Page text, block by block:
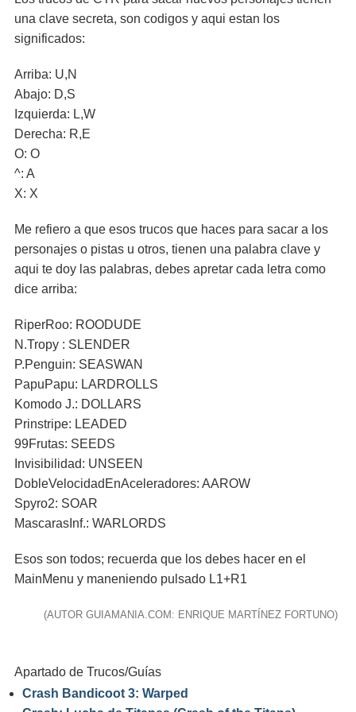
una clave secreta, son codigos y aqui estan los
significados:
Arriba: U,N
Abajo: D,S
Izquierda: L,W
Derecha: R,E
O: O
^: A
X: X
Me refiero a que esos trucos que haces para sacar a los
personajes o pistas u otros, tienen una palabra clave y
aqui te doy las palabras, debes apretar cada letra como
dice arriba:
RiperRoo: ROODUDE
N.Tropy : SLENDER
P.Penguin: SEASWAN
PapuPapu: LARDROLLS
Komodo J.: DOLLARS
Prinstripe: LEADED
99Frutas: SEEDS
Invisibilidad: UNSEEN
DobleVelocidadEnAceleradores: AAROW
Spyro2: SOAR
MascarasInf.: WARLORDS
Esos son todos; recuerda que los debes hacer en el
MainMenu y maneniendo pulsado L1+R1
(AUTOR GUIAMANIA.COM: ENRIQUE MARTÍNEZ FORTUNO)
Apartado de Trucos/Guías
Crash Bandicoot 3: Warped